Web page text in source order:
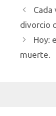
divorcio
Hoy:
muerte.